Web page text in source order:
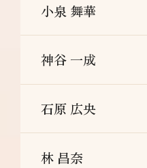
小泉 舞華
神谷 一成
石原 広央
林 昌奈